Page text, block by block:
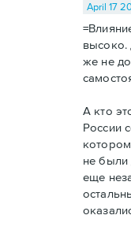
April 17
высоко.
же не
А кто
России
не были
еще